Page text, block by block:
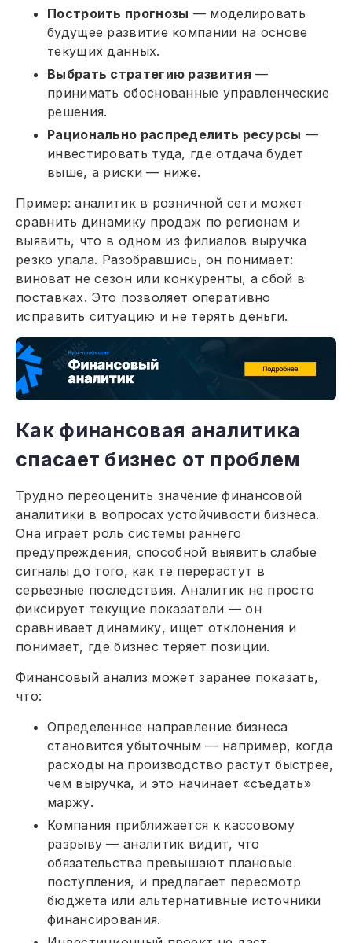
Построить прогнозы — моделировать
будущее развитие компании на основе
текущих данных.
Выбрать стратегию развития —
принимать обоснованные управленческие
решения.
Рационально распределить ресурсы —
инвестировать туда, где отдача будет
выше, а риски — ниже.
Пример: аналитик в розничной сети может
сравнить динамику продаж по регионам и
выявить, что в одном из филиалов выручка
резко упала. Разобравшись, он понимает:
виноват не сезон или конкуренты, а сбой в
поставках. Это позволяет оперативно
исправить ситуацию и не терять деньги.
Как финансовая аналитика
спасает бизнес от проблем
Трудно переоценить значение финансовой
аналитики в вопросах устойчивости бизнеса.
Она играет роль системы раннего
предупреждения, способной выявить слабые
сигналы до того, как те перерастут в
серьезные последствия. Аналитик не просто
фиксирует текущие показатели — он
сравнивает динамику, ищет отклонения и
понимает, где бизнес теряет позиции.
Финансовый анализ может заранее показать,
что:
Определенное направление бизнеса
становится убыточным — например, когда
расходы на производство растут быстрее,
чем выручка, и это начинает «съедать»
маржу.
Компания приближается к кассовому
разрыву — аналитик видит, что
обязательства превышают плановые
поступления, и предлагает пересмотр
бюджета или альтернативные источники
финансирования.